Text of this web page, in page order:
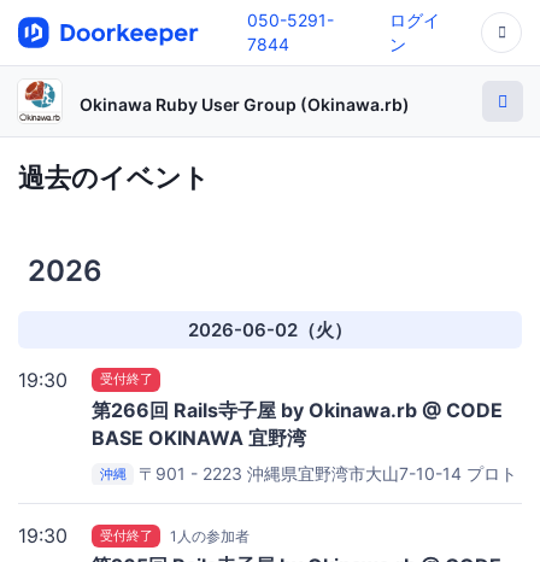
050-5291-
7844
ログイ
ン
Okinawa Ruby User Group (Okinawa.rb)
過去のイベント
2026
2026-06-02（火）
19:30 受付終了
第266回 Rails寺子屋 by Okinawa.rb @ CODE
BASE OKINAWA 宜野湾
沖縄
〒901 - 2223 沖縄県宜野湾市大山7-10-14 プロト
19:30 受付終了 1人の参加者